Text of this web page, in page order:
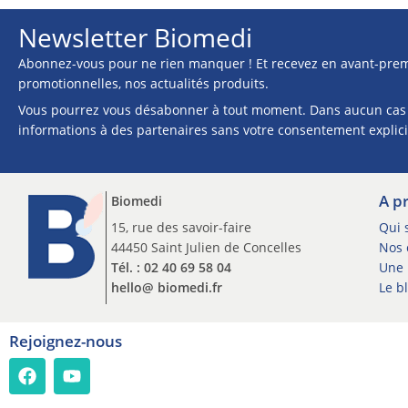
Newsletter Biomedi
Abonnez-vous pour ne rien manquer ! Et recevez en avant-
promotionnelles, nos actualités produits.
Vous pourrez vous désabonner à tout moment. Dans aucun
informations à des partenaires sans votre consentement
Biomedi
15, rue des savoir-faire
44450 Saint Julien de Concelles
Tél. : 02 40 69 58 04
hello@ biomedi.fr
A
Qui
Nos
Une
Le
Rejoignez-nous